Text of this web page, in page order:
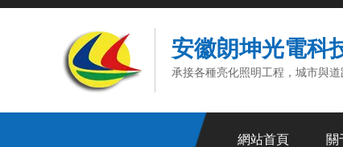
安徽朗坤光電科
承接各種亮化照明工程，城市與
網站首頁 關